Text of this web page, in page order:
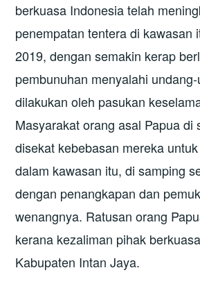
berkuasa Indonesia telah
penempatan tentera di kawasan
2019, dengan semakin kerap
pembunuhan menyalahi
dilakukan oleh pasukan
Masyarakat orang asal Papua di
disekat kebebasan mereka
dalam kawasan itu, di samping
dengan penangkapan dan
wenangnya. Ratusan orang
kerana kezaliman pihak
Kabupaten Intan Jaya.